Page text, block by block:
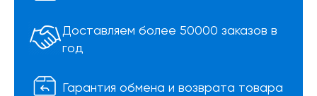
Доставляем более 50000 заказов в
год
Гарантия обмена и возврата товара